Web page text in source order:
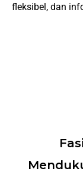
fleksibel, dan